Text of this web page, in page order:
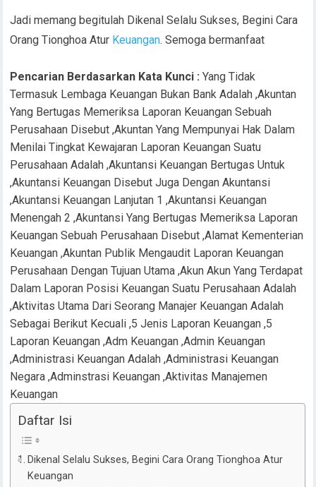
Perusahaan Adalah ,Akuntansi Keuangan Bertugas Untuk
,Akuntansi Keuangan Disebut Juga Dengan Akuntansi
Menengah 2 ,Akuntansi Yang Bertugas Memeriksa Laporan
Keuangan Sebuah Perusahaan Disebut ,Alamat Kementerian
Keuangan ,Akuntan Publik Mengaudit Laporan Keuangan
Perusahaan Dengan Tujuan Utama ,Akun Akun Yang Terdapat
Dalam Laporan Posisi Keuangan Suatu Perusahaan Adalah
,Aktivitas Utama Dari Seorang Manajer Keuangan Adalah
Sebagai Berikut Kecuali ,5 Jenis Laporan Keuangan ,5
Laporan Keuangan ,Adm Keuangan ,Admin Keuangan
,Administrasi Keuangan Adalah ,Administrasi Keuangan
Negara ,Adminstrasi Keuangan ,Aktivitas Manajemen
Keuangan
Daftar Isi
Dikenal Selalu Sukses, Begini Cara Orang Tionghoa Atur
Keuangan
Menabung sebagai kunci kekayaan
Tidak terpaku pada satu sumber penghasilan
Jauhi hutang agar hidup tenang
Jangan lupa untuk mengatur anggaran